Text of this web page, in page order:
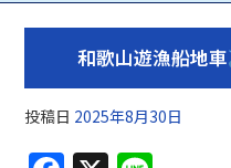
和歌山遊漁船地車
投稿日 2025年8月30日